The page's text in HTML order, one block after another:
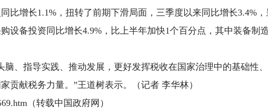
增长1.1%，扭转了前期下滑局面，三季度以来同比增长3.4%，
设备投资同比增长4.9%，比上半年加快1个百分点，其中装备制
、指导实践、推动发展，更好发挥税收在国家治理中的基础性
贡献税务力量。”王道树表示。（记者 李华林）
（转载中国政府网）